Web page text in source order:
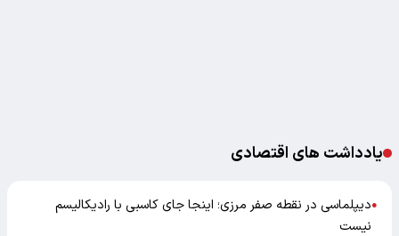
یادداشت های اقتصادی
●دیپلماسی در نقطه صفر مرزی؛ اینجا جای کاسبی با رادیکالیسم
نیست